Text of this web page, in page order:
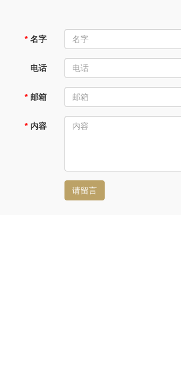
* 名字
电话
* 邮箱
* 内容
请留言